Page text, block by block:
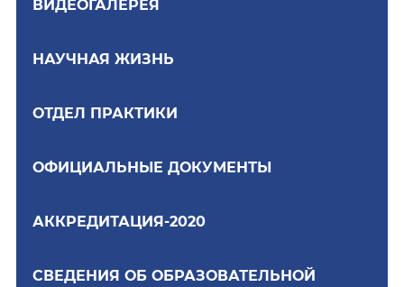
ВИДЕОГАЛЕРЕЯ
НАУЧНАЯ ЖИЗНЬ
ОТДЕЛ ПРАКТИКИ
ОФИЦИАЛЬНЫЕ ДОКУМЕНТЫ
АККРЕДИТАЦИЯ-2020
СВЕДЕНИЯ ОБ ОБРАЗОВАТЕЛЬНОЙ